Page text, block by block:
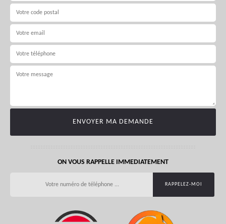
ON VOUS RAPPELLE IMMEDIATEMENT